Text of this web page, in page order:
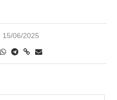
15/06/2025